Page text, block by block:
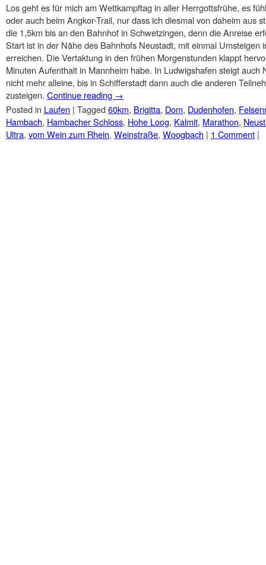
Los geht es für mich am Wettkampftag in aller Herrgottsfrühe, es
oder auch beim Angkor-Trail, nur dass ich diesmal von daheim aus
die 1,5km bis an den Bahnhof in Schwetzingen, denn die Anreise
Start ist in der Nähe des Bahnhofs Neustadt, mit einmal Umsteigen
erreichen. Die Vertaktung in den frühen Morgenstunden klappt
Minuten Aufenthalt in Mannheim habe. In Ludwigshafen steigt auch
nicht mehr alleine, bis in Schifferstadt dann auch die anderen
zusteigen. Continue reading →
Posted in Laufen | Tagged 60km, Brigitta, Dom, Dudenhofen,
Hambach, Hambacher Schloss, Hohe Loog, Kalmit, Marathon,
Ultra, vom Wein zum Rhein, Weinstraße, Woogbach | 1 Comment |